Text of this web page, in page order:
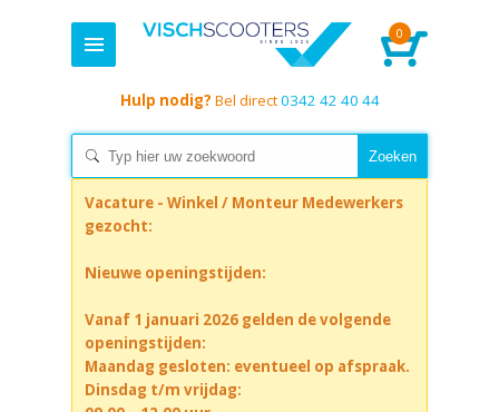
0
Hulp nodig? Bel direct0342 42 40 44
Vacature - Winkel / Monteur Medewerkers
gezocht:
Nieuwe openingstijden:
Vanaf 1 januari 2026 gelden de volgende
openingstijden:
Maandag gesloten: eventueel op afspraak.
Dinsdag t/m vrijdag: